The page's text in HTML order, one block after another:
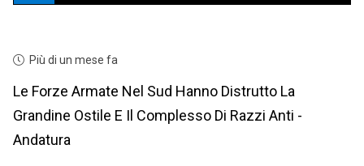
Più di un mese fa
Le Forze Armate Nel Sud Hanno Distrutto La
Grandine Ostile E Il Complesso Di Razzi Anti -
Andatura